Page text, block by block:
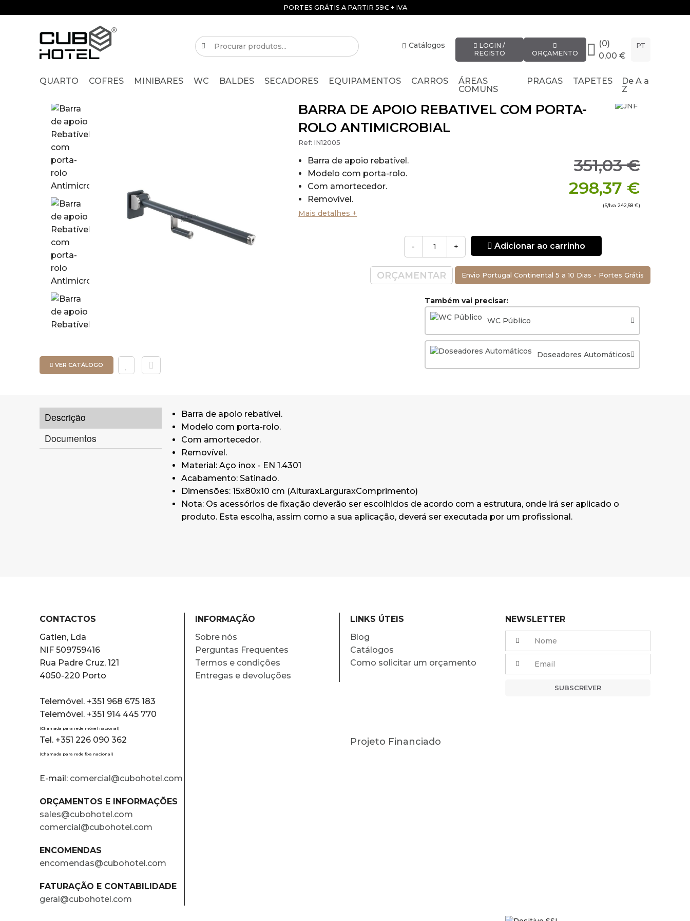
PORTES GRÁTIS A PARTIR 59€ + IVA
Catálogos
LOGIN /
REGISTO
ORÇAMENTO
(0)
0,00 €
PT
QUARTO COFRES MINIBARES WC BALDES SECADORES EQUIPAMENTOS CARROS
ÁREAS
COMUNS
PRAGAS TAPETES
De A a
Z
VER CATÁLOGO
BARRA DE APOIO REBATÍVEL COM PORTA-
ROLO ANTIMICROBIAL
Ref: IN12005
351,03 €
298,37 €
(S/Iva 242,58 €)
Barra de apoio rebatível.
Modelo com porta-rolo.
Com amortecedor.
Removível.
Material: Aço inox - EN 1.4301
Dimensões: 15x80x10 cm
(AlturaxLarguraxComprimento)
escolhidos de acordo com a estrutura, onde irá ser
sua aplicação, deverá ser executada por um
Mais detalhes +
- + Adicionar ao carrinho
ORÇAMENTAR Envio Portugal Continental 5 a 10 Dias - Portes Grátis
Também vai precisar:
WC Público
Doseadores Automáticos
Descrição
Documentos
Barra de apoio rebatível.
Modelo com porta-rolo.
Com amortecedor.
Removível.
Material: Aço inox - EN 1.4301
Acabamento: Satinado.
Dimensões: 15x80x10 cm (AlturaxLarguraxComprimento)
Nota: Os acessórios de fixação deverão ser escolhidos de acordo com a estrutura, onde irá ser aplicado o
produto. Esta escolha, assim como a sua aplicação, deverá ser executada por um profissional.
CONTACTOS
Gatien, Lda
NIF 509759416
Rua Padre Cruz, 121
4050-220 Porto
Telemóvel. +351 968 675 183
Telemóvel. +351 914 445 770
(Chamada para rede móvel nacional)
Tel. +351 226 090 362
(Chamada para rede fixa nacional)
E-mail: comercial@cubohotel.com
ORÇAMENTOS E INFORMAÇÕES
sales@cubohotel.com
comercial@cubohotel.com
ENCOMENDAS
encomendas@cubohotel.com
FATURAÇÃO E CONTABILIDADE
geral@cubohotel.com
INFORMAÇÃO
Sobre nós
Perguntas Frequentes
Termos e condições
Entregas e devoluções
LINKS ÚTEIS
Blog
Catálogos
Como solicitar um orçamento
Projeto Financiado
NEWSLETTER
SUBSCREVER